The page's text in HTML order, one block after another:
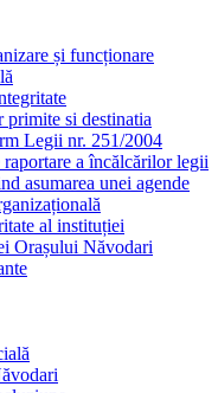
și funcționare
si destinatia
Legii nr. 251/2004
a încălcărilor legii
asumarea unei agende
al instituției
Orașului Năvodari